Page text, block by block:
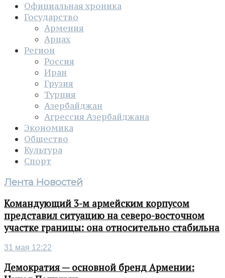
Официальная хроника
Государство
Армения
Арцах
Регион
Россия
Иран
Грузия
Турция
Азербайджан
Агрессия Азербайджана
Экономика
Общество
Культура
Спорт
Лента Новостей
Командующий 3-м армейским корпусом
представил ситуацию на северо-восточном
участке границы: она относительно стабильна
31 мая 12:22
Демократия — основной бренд Армении: